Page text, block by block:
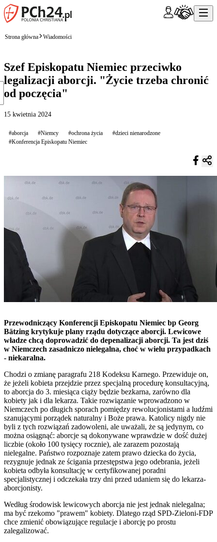
Strona główna Wiadomości
Szef Episkopatu Niemiec przeciwko
legalizacji aborcji. "Życie trzeba chronić
od poczęcia"
15 kwietnia 2024
#aborcja #Niemcy #ochrona życia
#dzieci nienarodzone
#Konferencja Episkopatu Niemiec
Przewodniczący Konferencji Episkopatu Niemiec bp Georg
Bätzing krytykuje plany rządu dotyczące aborcji. Lewicowe
władze chcą doprowadzić do depenalizacji aborcji. Ta jest dziś
w Niemczech zasadniczo nielegalna, choć w wielu przypadkach
- niekaralna.
Chodzi o zmianę paragrafu 218 Kodeksu Karnego. Przewiduje on,
że jeżeli kobieta przejdzie przez specjalną procedurę konsultacyjną,
to aborcja do 3. miesiąca ciąży będzie bezkarna, zarówno dla
kobiety jak i dla lekarza. Takie rozwiązanie wprowadzono w
Niemczech po długich sporach pomiędzy rewolucjonistami a ludźmi
szanującymi porządek naturalny i Boże prawa. Katolicy nigdy nie
byli z tych rozwiązań zadowoleni, ale uważali, że są jedynym, co
można osiągnąć: aborcje są dokonywane wprawdzie w dość dużej
liczbie (około 100 tysięcy rocznie), ale zarazem pozostają
nielegalne. Państwo rozpoznaje zatem prawo dziecka do życia,
rezygnuje jednak ze ścigania przestępstwa jego odebrania, jeżeli
kobieta odbyła konsultację w certyfikowanej poradni
specjalistycznej i odczekała trzy dni przed udaniem się do lekarza-
aborcjonisty.
Według środowisk lewicowych aborcja nie jest jednak nielegalna;
ma być rzekomo "prawem" kobiety. Dlatego rząd SPD-Zieloni-FDP
chce zmienić obowiązujące regulacje i aborcję po prostu
zalegalizować.